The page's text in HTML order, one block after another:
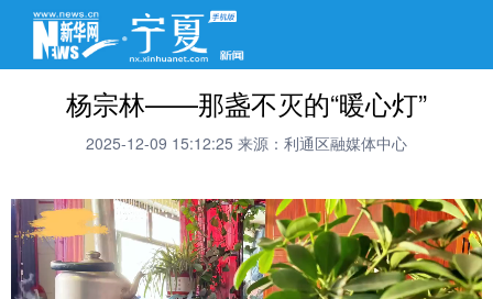
杨宗林——那盏不灭的“暖心灯”
2025-12-09 15:12:25 来源：利通区融媒体中心